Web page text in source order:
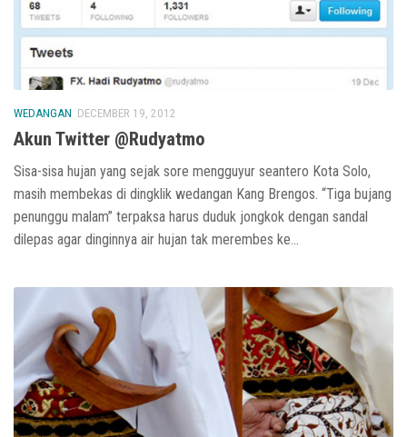
WEDANGAN DECEMBER 19, 2012
Akun Twitter @Rudyatmo
Sisa-sisa hujan yang sejak sore mengguyur seantero Kota Solo,
masih membekas di dingklik wedangan Kang Brengos. “Tiga bujang
penunggu malam” terpaksa harus duduk jongkok dengan sandal
dilepas agar dinginnya air hujan tak merembes ke...